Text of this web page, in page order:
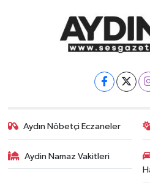
Aydın Nöbetçi Eczaneler
Aydin Namaz Vakitleri